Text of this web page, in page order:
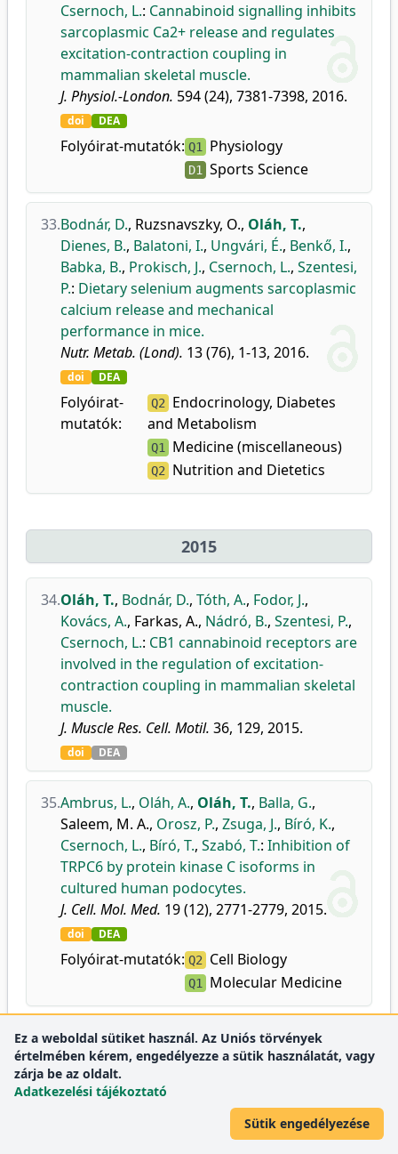
Csernoch, L.: Cannabinoid signalling inhibits
sarcoplasmic Ca2+ release and regulates
excitation-contraction coupling in
mammalian skeletal muscle.
J. Physiol.-London. 594 (24), 7381-7398, 2016.
doi DEA
Folyóirat-mutatók: Q1 Physiology
D1 Sports Science
33.Bodnár, D., Ruzsnavszky, O., Oláh, T.,
Dienes, B., Balatoni, I., Ungvári, É., Benkő, I.,
Babka, B., Prokisch, J., Csernoch, L., Szentesi,
P.: Dietary selenium augments sarcoplasmic
calcium release and mechanical
performance in mice.
Nutr. Metab. (Lond). 13 (76), 1-13, 2016.
doi DEA
Folyóirat-
mutatók:
Q2 Endocrinology, Diabetes
and Metabolism
Q1 Medicine (miscellaneous)
Q2 Nutrition and Dietetics
2015
34.Oláh, T., Bodnár, D., Tóth, A., Fodor, J.,
Kovács, A., Farkas, A., Nádró, B., Szentesi, P.,
Csernoch, L.: CB1 cannabinoid receptors are
involved in the regulation of excitation-
contraction coupling in mammalian skeletal
muscle.
J. Muscle Res. Cell. Motil. 36, 129, 2015.
doi DEA
35.Ambrus, L., Oláh, A., Oláh, T., Balla, G.,
Saleem, M. A., Orosz, P., Zsuga, J., Bíró, K.,
Csernoch, L., Bíró, T., Szabó, T.: Inhibition of
TRPC6 by protein kinase C isoforms in
cultured human podocytes.
J. Cell. Mol. Med. 19 (12), 2771-2779, 2015.
doi DEA
Folyóirat-mutatók: Q2 Cell Biology
Q1 Molecular Medicine
36.Tóth, A.,Fodor, J.,Vincze, J.,Oláh, T.,Juhász,
T.,Zádor, E. ,Csernoch, L.:Investigation of
the role of SERCA1b in the calcium
homeostasis of C2C12 skeletal muscle cells.
36, 132, 2015.
Ez a weboldal sütiket használ. Az Uniós törvények
értelmében kérem, engedélyezze a sütik használatát, vagy
zárja be az oldalt.
Adatkezelési tájékoztató
Sütik engedélyezése